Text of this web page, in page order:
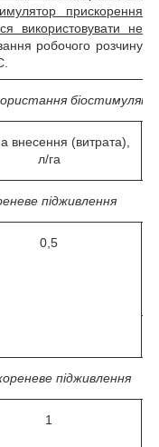
прискорення
використовувати не
робочого розчину
внесення (витрата),
л/га
підживлення
0,5
підживлення
1